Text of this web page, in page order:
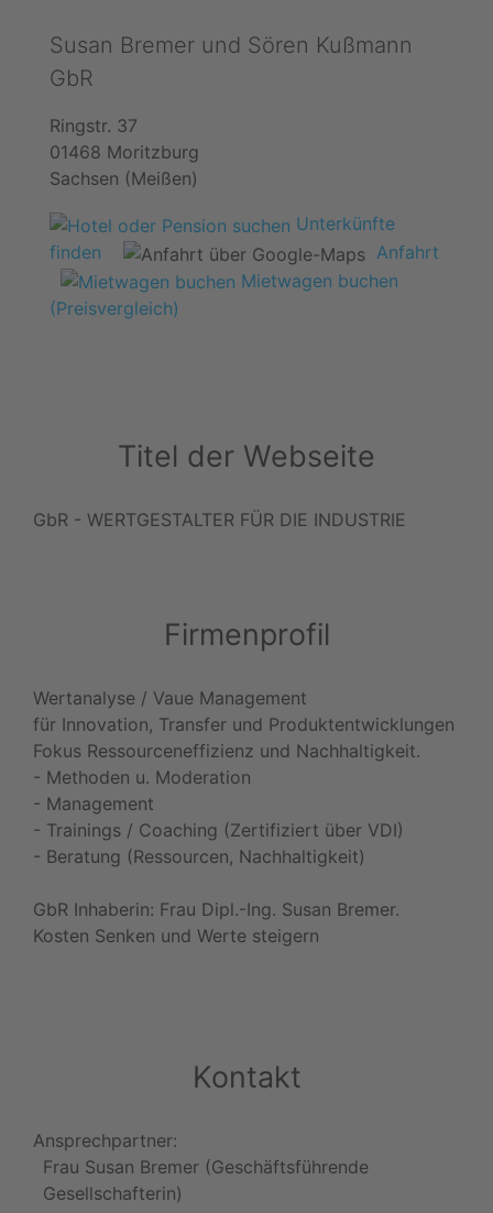
Susan Bremer und Sören Kußmann
GbR
Ringstr. 37
01468 Moritzburg
Sachsen (Meißen)
Unterkünfte
finden
Anfahrt
Mietwagen buchen
(Preisvergleich)
Titel der Webseite
GbR - WERTGESTALTER FÜR DIE INDUSTRIE
Firmenprofil
Wertanalyse / Vaue Management
für Innovation, Transfer und Produktentwicklungen
Fokus Ressourceneffizienz und Nachhaltigkeit.
- Methoden u. Moderation
- Management
- Trainings / Coaching (Zertifiziert über VDI)
- Beratung (Ressourcen, Nachhaltigkeit)
GbR Inhaberin: Frau Dipl.-Ing. Susan Bremer.
Kosten Senken und Werte steigern
Kontakt
Ansprechpartner:
Frau Susan Bremer (Geschäftsführende
Gesellschafterin)